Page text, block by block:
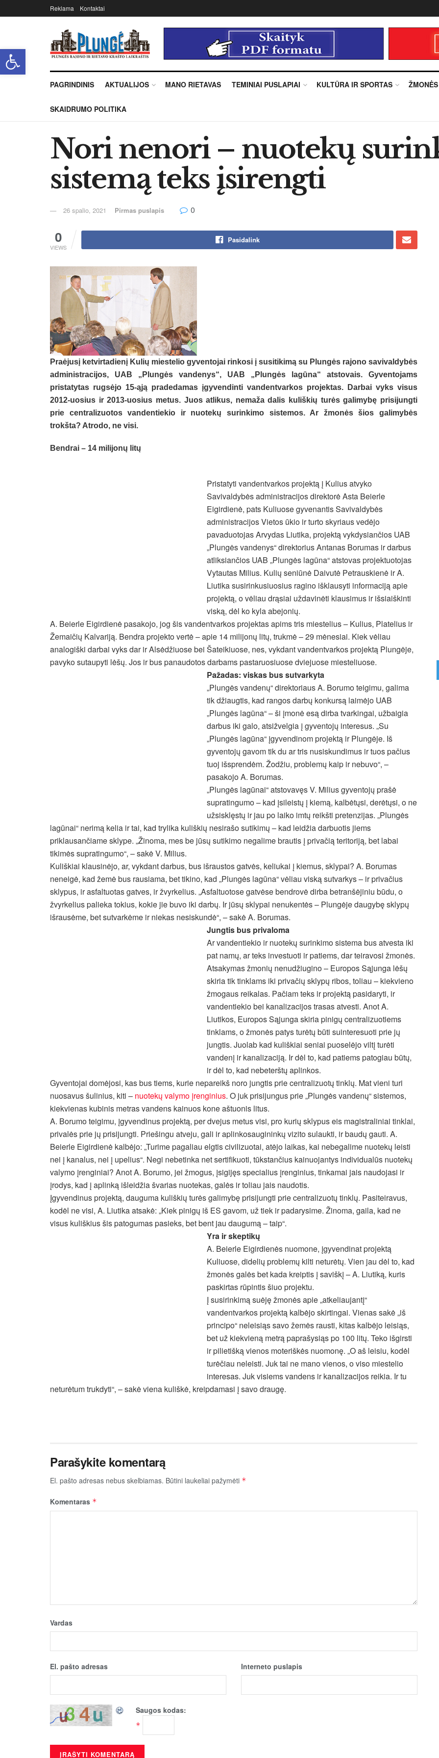
Open toolbar
Reklama Kontaktai
PAGRINDINIS AKTUALIJOS MANO RIETAVAS TEMINIAI PUSLAPIAI KULTŪRA IR SPORTAS ŽMONĖS
SKAIDRUMO POLITIKA
Nori nenori – nuotekų
sistemą teks įsirengti
26 spalio, 2021 Pirmas puslapis 0
0
VIEWS
Pasidalink
Praėjusį ketvirtadienį Kulių miestelio gyventojai rinkosi į susitikimą su Plungės rajono savivaldybės
administracijos, UAB „Plungės vandenys“, UAB „Plungės lagūna“ atstovais. Gyventojams
pristatytas rugsėjo 15-ąją pradedamas įgyvendinti vandentvarkos projektas. Darbai vyks visus
2012-uosius ir 2013-uosius metus. Juos atlikus, nemaža dalis kuliškių turės galimybę prisijungti
prie centralizuotos vandentiekio ir nuotekų surinkimo sistemos. Ar žmonės šios galimybės
trokšta? Atrodo, ne visi.
Bendrai – 14 milijonų litų
Pristatyti vandentvarkos projektą į Kulius atvyko
Savivaldybės administracijos direktorė Asta Beierle
Eigirdienė, pats Kuliuose gyvenantis Savivaldybės
administracijos Vietos ūkio ir turto skyriaus vedėjo
pavaduotojas Arvydas Liutika, projektą vykdysiančios UAB
„Plungės vandenys“ direktorius Antanas Borumas ir darbus
atliksiančios UAB „Plungės lagūna“ atstovas projektuotojas
Vytautas Milius. Kulių seniūnė Daivutė Petrauskienė ir A.
Liutika susirinkusiuosius ragino išklausyti informaciją apie
projektą, o vėliau drąsiai uždavinėti klausimus ir išsiaiškinti
viską, dėl ko kyla abejonių.
A. Beierle Eigirdienė pasakojo, jog šis vandentvarkos projektas apims tris miestelius – Kulius, Platelius ir
Žemaičių Kalvariją. Bendra projekto vertė – apie 14 milijonų litų, trukmė – 29 mėnesiai. Kiek vėliau
analogiški darbai vyks dar ir Alsėdžiuose bei Šateikiuose, nes, vykdant vandentvarkos projektą Plungėje,
pavyko sutaupyti lėšų. Jos ir bus panaudotos darbams pastaruosiuose dviejuose miesteliuose.
Pažadas: viskas bus sutvarkyta
„Plungės vandenų“ direktoriaus A. Borumo teigimu, galima
tik džiaugtis, kad rangos darbų konkursą laimėjo UAB
„Plungės lagūna“ – ši įmonė esą dirba tvarkingai, užbaigia
darbus iki galo, atsižvelgia į gyventojų interesus. „Su
„Plungės lagūna“ įgyvendinom projektą ir Plungėje. Iš
gyventojų gavom tik du ar tris nusiskundimus ir tuos pačius
tuoj išsprendėm. Žodžiu, problemų kaip ir nebuvo“, –
pasakojo A. Borumas.
„Plungės lagūnai“ atstovavęs V. Milius gyventojų prašė
supratingumo – kad įsileistų į kiemą, kalbėtųsi, derėtųsi, o ne
užsisklęstų ir jau po laiko imtų reikšti pretenzijas. „Plungės
lagūnai“ nerimą kelia ir tai, kad trylika kuliškių nesirašo sutikimų – kad leidžia darbuotis jiems
priklausančiame sklype. „Žinoma, mes be jūsų sutikimo negalime brautis į privačią teritoriją, bet labai
tikimės supratingumo“, – sakė V. Milius.
Kuliškiai klausinėjo, ar, vykdant darbus, bus išraustos gatvės, keliukai į kiemus, sklypai? A. Borumas
neneigė, kad žemė bus rausiama, bet tikino, kad „Plungės lagūna“ vėliau viską sutvarkys – ir privačius
sklypus, ir asfaltuotas gatves, ir žvyrkelius. „Asfaltuotose gatvėse bendrovė dirba betranšėjiniu būdu, o
žvyrkelius palieka tokius, kokie jie buvo iki darbų. Ir jūsų sklypai nenukentės – Plungėje daugybę sklypų
išrausėme, bet sutvarkėme ir niekas nesiskundė“, – sakė A. Borumas.
Jungtis bus privaloma
Ar vandentiekio ir nuotekų surinkimo sistema bus atvesta iki
pat namų, ar teks investuoti ir patiems, dar teiravosi žmonės.
Atsakymas žmonių nenudžiugino – Europos Sąjunga lėšų
skiria tik tinklams iki privačių sklypų ribos, toliau – kiekvieno
žmogaus reikalas. Pačiam teks ir projektą pasidaryti, ir
vandentiekio bei kanalizacijos trasas atvesti. Anot A.
Liutikos, Europos Sąjunga skiria pinigų centralizuotiems
tinklams, o žmonės patys turėtų būti suinteresuoti prie jų
jungtis. Juolab kad kuliškiai seniai puoselėjo viltį turėti
vandenį ir kanalizaciją. Ir dėl to, kad patiems patogiau būtų,
ir dėl to, kad nebeterštų aplinkos.
Gyventojai domėjosi, kas bus tiems, kurie nepareikš noro jungtis prie centralizuotų tinklų. Mat vieni turi
nuosavus šulinius, kiti – nuotekų valymo įrenginius. O juk prisijungus prie „Plungės vandenų“ sistemos,
kiekvienas kubinis metras vandens kainuos kone aštuonis litus.
A. Borumo teigimu, įgyvendinus projektą, per dvejus metus visi, pro kurių sklypus eis magistraliniai tinklai,
privalės prie jų prisijungti. Priešingu atveju, gali ir aplinkosaugininkų vizito sulaukti, ir baudų gauti. A.
Beierle Eigirdienė kalbėjo: „Turime pagaliau elgtis civilizuotai, atėjo laikas, kai nebegalime nuotekų leisti
nei į kanalus, nei į upelius“. Negi nebetinka net sertifikuoti, tūkstančius kainuojantys individualūs nuotekų
valymo įrenginiai? Anot A. Borumo, jei žmogus, įsigijęs specialius įrenginius, tinkamai jais naudojasi ir
įrodys, kad į aplinką išleidžia švarias nuotekas, galės ir toliau jais naudotis.
Įgyvendinus projektą, dauguma kuliškių turės galimybę prisijungti prie centralizuotų tinklų. Pasiteiravus,
kodėl ne visi, A. Liutika atsakė: „Kiek pinigų iš ES gavom, už tiek ir padarysime. Žinoma, gaila, kad ne
visus kuliškius šis patogumas pasieks, bet bent jau daugumą – taip“.
Yra ir skeptikų
A. Beierle Eigirdienės nuomone, įgyvendinat projektą
Kuliuose, didelių problemų kilti neturėtų. Vien jau dėl to, kad
žmonės galės bet kada kreiptis į saviškį – A. Liutiką, kuris
paskirtas rūpintis šiuo projektu.
Į susirinkimą suėję žmonės apie „atkeliaujantį“
vandentvarkos projektą kalbėjo skirtingai. Vienas sakė „iš
principo“ neleisiąs savo žemės rausti, kitas kalbėjo leisiąs,
bet už kiekvieną metrą paprašysiąs po 100 litų. Teko išgirsti
ir pilietišką vienos moteriškės nuomonę. „O aš leisiu, kodėl
turėčiau neleisti. Juk tai ne mano vienos, o viso miestelio
interesas. Juk visiems vandens ir kanalizacijos reikia. Ir tu
neturėtum trukdyti“, – sakė viena kuliškė, kreipdamasi į savo draugę.
Parašykite komentarą
El. pašto adresas nebus skelbiamas. Būtini laukeliai pažymėti *
Komentaras *
Vardas
El. pašto adresas Interneto puslapis
Saugos kodas:
*